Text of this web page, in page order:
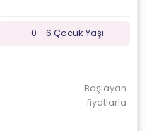
0 - 6 Çocuk Yaşı
Başlayan
fiyatlarla